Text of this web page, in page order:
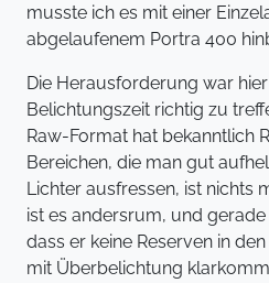
musste ich es mit einer
abgelaufenem Portra 400
Die Herausforderung war
Belichtungszeit richtig zu
Raw-Format hat bekanntlich
Bereichen, die man gut
Lichter ausfressen, ist nichts
ist es andersrum, und
dass er keine Reserven in
mit Überbelichtung